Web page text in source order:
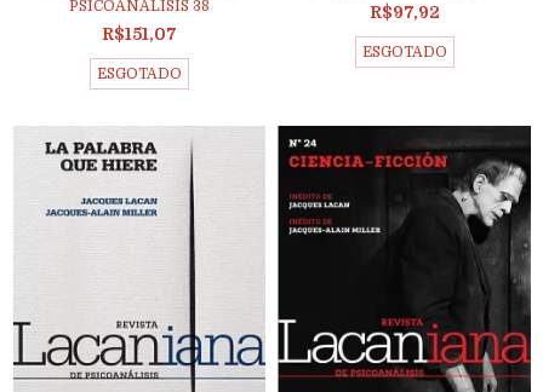
PSICOANÁLISIS 38
R$151,07
ESGOTADO
R$97,92
ESGOTADO